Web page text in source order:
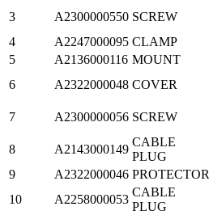
3 A2300000550 SCREW
4
A2247000095 CLAMP
5
A2136000116 MOUNT
6
A2322000048 COVER
7 A2300000056 SCREW
8 A2143000149
CABLE
PLUG
9
A2322000046 PROTECTOR
10
A2258000053
CABLE
PLUG